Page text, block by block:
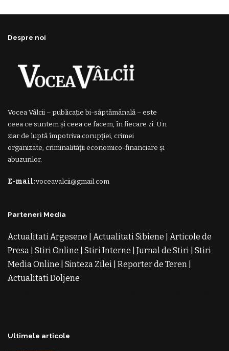
Despre noi
Vocea Vâlcii – publicație bi-săptămânală – este
ceea ce suntem și ceea ce facem, în fiecare zi. Un
ziar de luptă împotriva corupției, crimei
organizate, criminalității economico-financiare și
abuzurilor.
E-mail:voceavalcii@gmail.com
Parteneri Media
Actualitati Argesene Actualitati Sibiene
Articole de
Presa Stiri Online Stiri Interne Jurnal de Stiri Stiri
Media Online
Sinteza Zilei Reporter de Teren
Actualitati Doljene
Ultimele articole